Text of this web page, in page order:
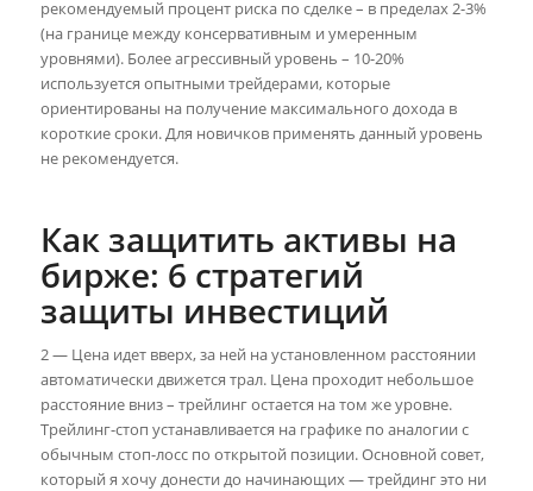
рекомендуемый процент риска по сделке – в пределах 2-3%
(на границе между консервативным и умеренным
уровнями). Более агрессивный уровень – 10-20%
используется опытными трейдерами, которые
ориентированы на получение максимального дохода в
короткие сроки. Для новичков применять данный уровень
не рекомендуется.
Как защитить активы на
бирже: 6 стратегий
защиты инвестиций
2 — Цена идет вверх, за ней на установленном расстоянии
автоматически движется трал. Цена проходит небольшое
расстояние вниз – трейлинг остается на том же уровне.
Трейлинг-стоп устанавливается на графике по аналогии с
обычным стоп-лосс по открытой позиции. Основной совет,
который я хочу донести до начинающих — трейдинг это ни